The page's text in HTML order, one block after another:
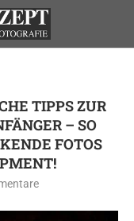
TIPPS ZUR
– SO
FOTOS